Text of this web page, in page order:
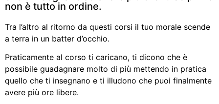
non è tutto in ordine.
Tra l’altro al ritorno da questi corsi il tuo morale scende
a terra in un batter d’occhio.
Praticamente al corso ti caricano, ti dicono che è
possibile guadagnare molto di più mettendo in pratica
quello che ti insegnano e ti illudono che puoi finalmente
avere più ore libere.